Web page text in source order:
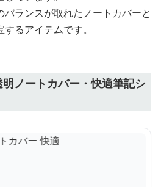
ランスが取れたノートカバーと
るアイテムです。
ノートカバー・快適筆記シ